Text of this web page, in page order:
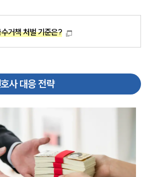
거책 처벌 기준은?
사 대응 전략